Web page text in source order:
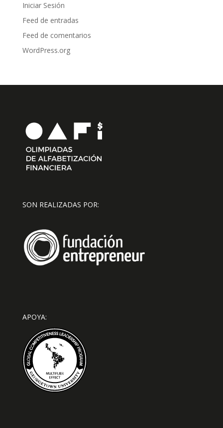
Iniciar Sesión
Feed de entradas
Feed de comentarios
WordPress.org
SON REALIZADAS POR:
APOYA: